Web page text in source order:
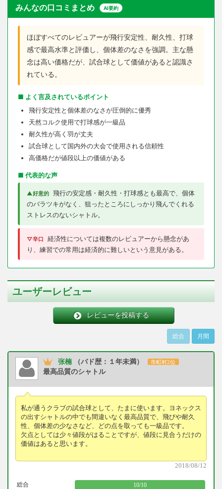
みんなの口コミまとめ AI要約
ほぼすべてのレビュアーが飛行安定性、耐久性、打球
感で最高水準と評価し、個体差のなさを強調。主な懸
念は高い価格だが、試合球として価値があると認識さ
れている。
■ よく言及されているポイント
飛行安定性と個体差のなさが圧倒的に優秀
天然コルク使用で打球感が一級品
耐久性が高く羽が丈夫
試合球として国内外の大会で使用される信頼性
高価格だが値段以上の価値がある
■ 代表的な声
▲好意的 飛行の安定感・耐久性・打球感とも最高で、個体
のバラツキがなく、狙ったところにしっかり飛んでくれる
ストレスのないシャトル。
▽辛口
経済性については複数のレビュアーから懸念があ
り、練習での常用は経済的に難しいという意見がある。
ユーザーレビュー
レビューを投稿する
総合 月間
张楠 （バド歴：１年未満） 市町村2位
最高品質のシャトル
私が通うクラブの試合球として、たまに使います。ヨネックス
の出すシャトルの中でも間違いなく最高品質で、飛びや耐久
性、個体差の少なさなど、どの点を取っても一級品です。
欠点としては少々値段がはることですが、値段に見合うだけの
価値はあると思います。
2018/08/12
総合 10/10